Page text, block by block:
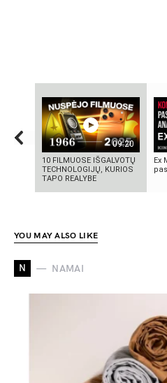
09:20
10 FILMUOSE IŠGALVOTŲ
TECHNOLOGIJŲ, KURIOS
TAPO REALYBE
Ex
YOU MAY ALSO LIKE
N NAMAI